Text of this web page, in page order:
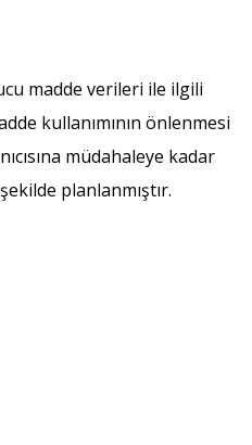
madde verileri ile ilgili
kullanımının önlenmesi
müdahaleye kadar
planlanmıştır.